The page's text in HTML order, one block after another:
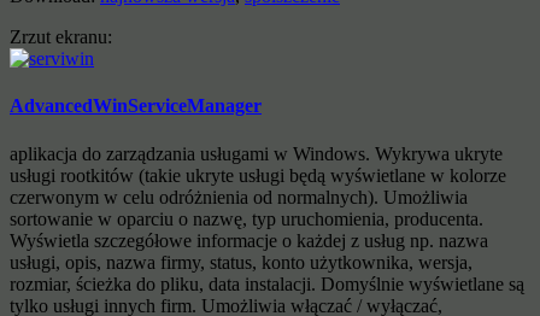
Zrzut ekranu:
AdvancedWinServiceManager
aplikacja do zarządzania usługami w Windows. Wykrywa ukryte
usługi rootkitów (takie ukryte usługi będą wyświetlane w kolorze
czerwonym w celu odróżnienia od normalnych). Umożliwia
sortowanie w oparciu o nazwę, typ uruchomienia, producenta.
Wyświetla szczegółowe informacje o każdej z usług np. nazwa
usługi, opis, nazwa firmy, status, konto użytkownika, wersja,
rozmiar, ścieżka do pliku, data instalacji. Domyślnie wyświetlane są
tylko usługi innych firm. Umożliwia włączać / wyłączać,